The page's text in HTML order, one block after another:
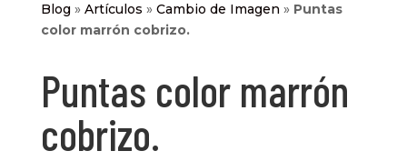
Blog » Artículos » Cambio de Imagen » Puntas
color marrón cobrizo.
Puntas color marrón
cobrizo.